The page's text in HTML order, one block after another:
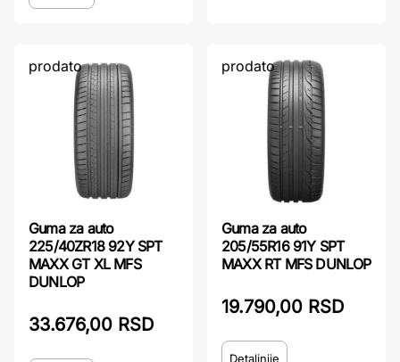
prodato
Guma za auto
225/40ZR18 92Y SPT
MAXX GT XL MFS
DUNLOP
33.676,00 RSD
prodato
Guma za auto
205/55R16 91Y SPT
MAXX RT MFS DUNLOP
19.790,00 RSD
Detaljnije